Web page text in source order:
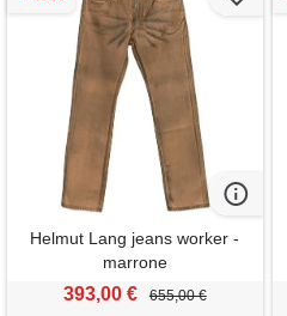
Helmut Lang jeans worker -
marrone
393,00 € 655,00 €